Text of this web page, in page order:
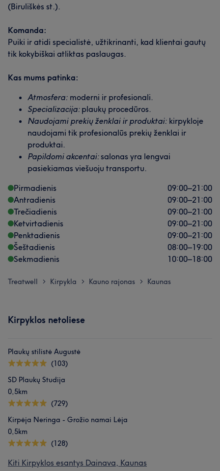
(Biruliškės st.).
Komanda:
Puiki ir atidi specialistė, užtikrinanti, kad klientai gautų
tik kokybiškai atliktas paslaugas.
Kas mums patinka:
Atmosfera: moderni ir profesionali.
Specializacija: plaukų procedūros.
Naudojami prekių ženklai ir produktai: kirpykloje
naudojami tik profesionalūs prekių ženklai ir
produktai.
Papildomi akcentai: salonas yra lengvai
pasiekiamas viešuoju transportu.
Pirmadienis
09:00–21:00
Antradienis
09:00–21:00
Trečiadienis
09:00–21:00
Ketvirtadienis
09:00–21:00
Penktadienis
09:00–21:00
Šeštadienis
08:00–19:00
Sekmadienis
10:00–18:00
Treatwell > Kirpykla > Kauno rajonas > Kaunas
Kirpyklos netoliese
Plaukų stilistė Augustė
(103)
SD Plaukų Studija
0,5km
(729)
Kirpėja Neringa - Grožio namai Lėja
0,5km
(128)
Kiti Kirpyklos esantys Dainava, Kaunas